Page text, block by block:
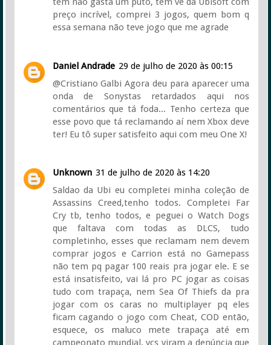
preço incrível, comprei 3 jogos, quem bom q
essa semana não teve jogo que me agrade
Daniel Andrade 29 de julho de 2020 às 00:15
@Cristiano Galbi Agora deu para aparecer uma
onda de Sonystas retardados aqui nos
comentários que tá foda... Tenho certeza que
esse povo que tá reclamando aí nem Xbox deve
ter! Eu tô super satisfeito aqui com meu One X!
Unknown 31 de julho de 2020 às 14:20
Saldao da Ubi eu completei minha coleção de
Assassins Creed,tenho todos. Completei Far
Cry tb, tenho todos, e peguei o Watch Dogs
que faltava com todas as DLCS, tudo
completinho, esses que reclamam nem devem
comprar jogos e Carrion está no Gamepass
não tem pq pagar 100 reais pra jogar ele. E se
está insatisfeito, vai lá pro PC jogar as coisas
tudo com trapaça, nem Sea Of Thiefs da pra
jogar com os caras no multiplayer pq eles
ficam cagando o jogo com Cheat, COD então,
esquece, os maluco mete trapaça até em
campeonato mundial, vcs viram a denúncia que